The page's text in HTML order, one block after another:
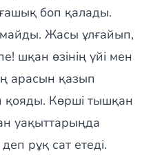
боп қалады.
Жасы ұлғайып,
шқан өзінің үйі мен
арасын қазып
қояды. Көрші тышқан
уақыттарыңда
рұқ сат етеді.